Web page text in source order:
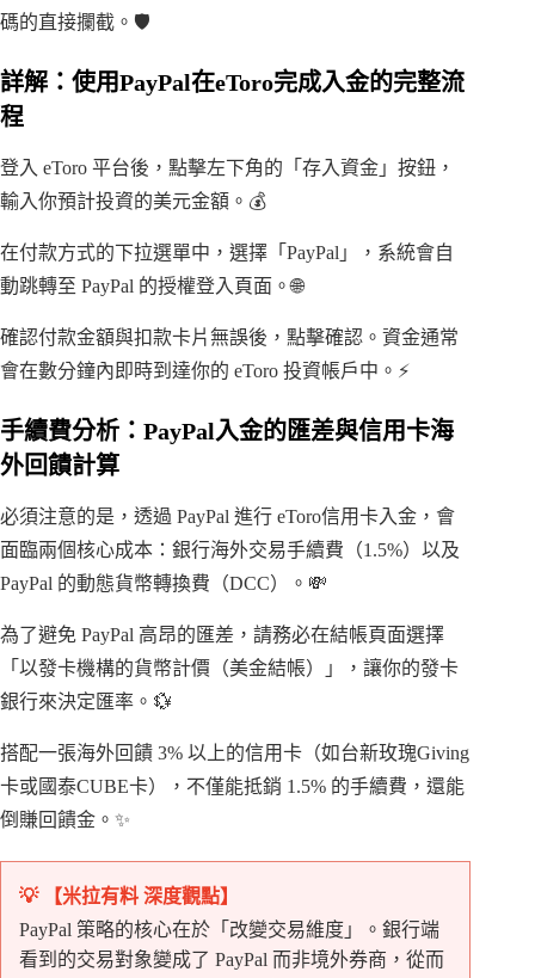
碼的直接攔截。🛡️
詳解：使用PayPal在eToro完成入金的完整流
程
登入 eToro 平台後，點擊左下角的「存入資金」按鈕，
輸入你預計投資的美元金額。💰
在付款方式的下拉選單中，選擇「PayPal」，系統會自
動跳轉至 PayPal 的授權登入頁面。🌐
確認付款金額與扣款卡片無誤後，點擊確認。資金通常
會在數分鐘內即時到達你的 eToro 投資帳戶中。⚡
手續費分析：PayPal入金的匯差與信用卡海
外回饋計算
必須注意的是，透過 PayPal 進行 eToro信用卡入金，會
面臨兩個核心成本：銀行海外交易手續費（1.5%）以及
PayPal 的動態貨幣轉換費（DCC）。💸
為了避免 PayPal 高昂的匯差，請務必在結帳頁面選擇
「以發卡機構的貨幣計價（美金結帳）」，讓你的發卡
銀行來決定匯率。💱
搭配一張海外回饋 3% 以上的信用卡（如台新玫瑰Giving
卡或國泰CUBE卡），不僅能抵銷 1.5% 的手續費，還能
倒賺回饋金。✨
💡 【米拉有料 深度觀點】
PayPal 策略的核心在於「改變交易維度」。銀行端
看到的交易對象變成了 PayPal 而非境外券商，從而